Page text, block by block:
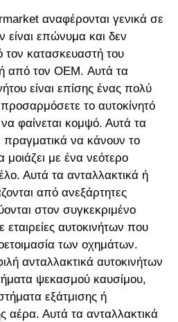
αναφέρονται γενικά σε
είναι επώνυμα και δεν
τον κατασκευαστή του
από τον OEM. Αυτά τα
είναι επίσης ένας πολύ
το αυτοκίνητό
φαίνεται κομψό. Αυτά τα
να κάνουν το
με ένα νεότερο
Αυτά τα ανταλλακτικά ή
από ανεξάρτητες
στον συγκεκριμένο
αυτοκινήτων που
των οχημάτων.
ανταλλακτικά αυτοκινήτων
ψεκασμού καυσίμου,
εξάτμισης ή
αέρα. Αυτά τα ανταλλακτικά